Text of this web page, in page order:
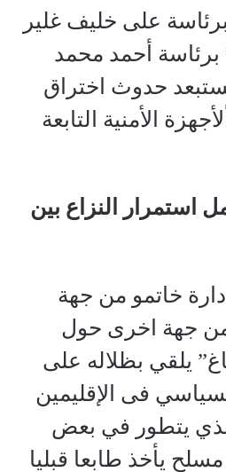
على خليف غلير
برئاسة أحمد محمد
حدوث اختراق
الأمنية التابعة
استمرار النزاع بين
خاتمو من جهة
من جهة اخرى حول
يلقي بظلاله على
فى الإقليمين
الذي يتطور في بعض
يأخذ طابعا قبليا